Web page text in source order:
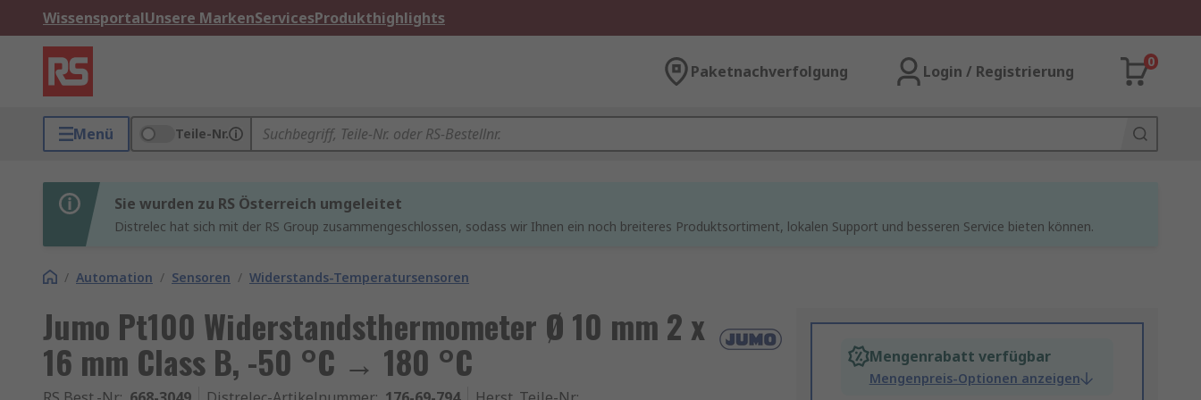
WissensportalUnsere MarkenServicesProdukthighlights
Paketnachverfolgung Login / Registrierung
0
Menü Teile-Nr.
Sie wurden zu RS Österreich umgeleitet
Distrelec hat sich mit der RS Group zusammengeschlossen, sodass wir Ihnen ein noch breiteres Produktsortiment, lokalen Support und besseren Service bieten können.
/ Automation / Sensoren / Widerstands-Temperatursensoren
Jumo Pt100 Widerstandsthermometer Ø 10 mm 2 x
16 mm Class B, -50 °C → 180 °C Mengenrabatt verfügbar
Mengenpreis-Optionen anzeigen